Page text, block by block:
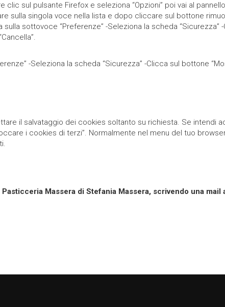
sul pulsante Firefox e seleziona “Opzioni” poi vai al
sulla singola voce nella lista e dopo cliccare sul bottone
sottovoce “Preferenze” -Seleziona la scheda
-Seleziona la scheda “Sicurezza” -Clicca sul bottone
il salvataggio dei cookies soltanto su richiesta. Se intendi
i cookies di terzi”. Normalmente nel menu del tuo
Pasticceria Massera di Stefania Massera, scrivendo una mail